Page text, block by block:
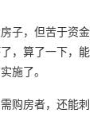
子，但苦于资金
，算了一下，能
施了。
购房者，还能刺